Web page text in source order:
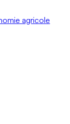
agricole